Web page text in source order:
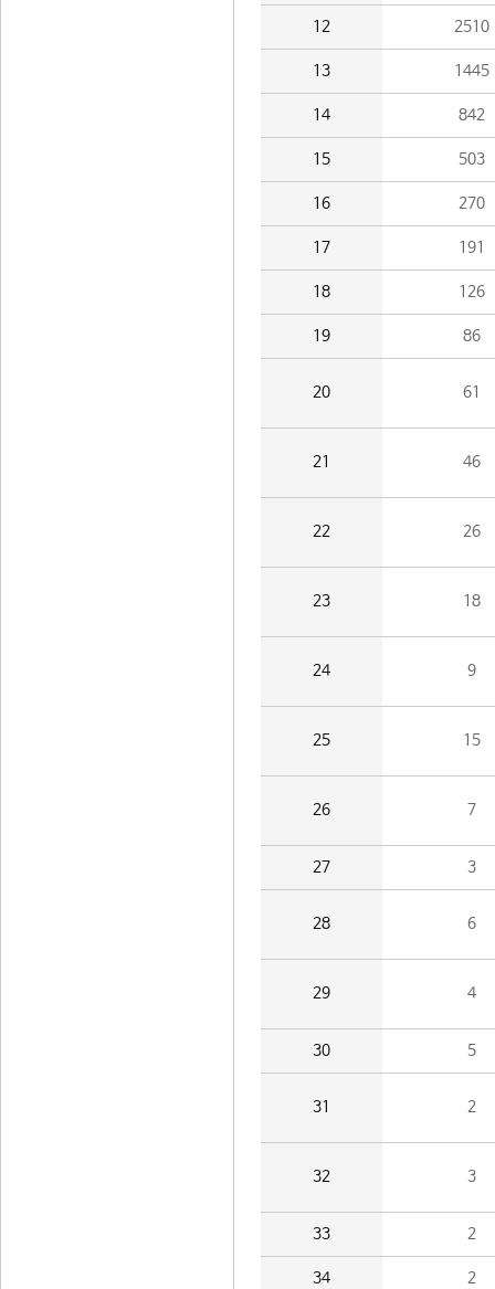
12 2510
13 1445
14 842
15 503
16 270
17 191
18 126
19 86
20 61
21 46
22 26
23 18
24 9
25 15
26 7
27 3
28 6
29 4
30 5
31 2
32 3
33 2
34 2